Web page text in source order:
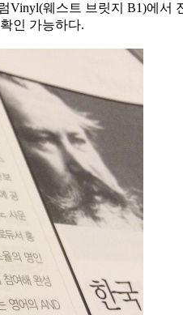
Vinyl(웨스트 브릿지 B1)에서
인 가능하다.